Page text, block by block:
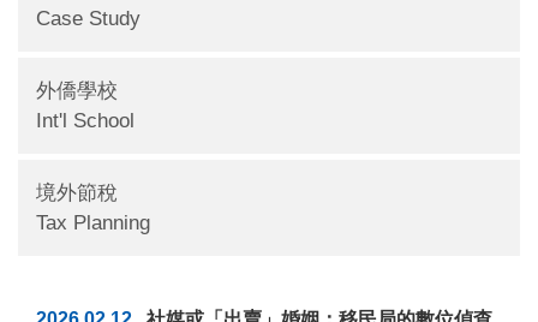
Case Study
外僑學校
Int'l School
境外節稅
Tax Planning